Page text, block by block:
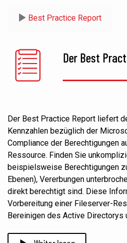
Best Practice Report
Der Best
Der Best Practice Report liefert
Kennzahlen bezüglich der
Compliance der Berechtigungen
Ressource. Finden Sie
beispielsweise Berechtigungen
Ebenen), Vererbungen
direkt berechtigt sind. Diese
Vorbereitung einer Fileserver-
Bereinigen des Active Directorys